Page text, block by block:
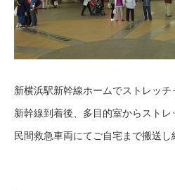
新横浜駅新幹線ホームでストレッチ
新幹線到着後、多目的室からスト
民間救急車両にてご自宅まで搬送し